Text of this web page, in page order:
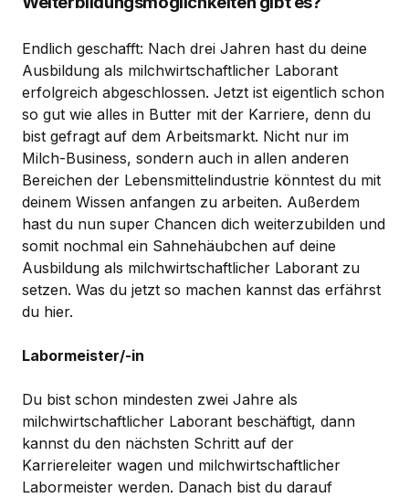
Endlich geschafft: Nach drei Jahren hast du deine
Ausbildung als milchwirtschaftlicher Laborant
erfolgreich abgeschlossen. Jetzt ist eigentlich schon
so gut wie alles in Butter mit der Karriere, denn du
bist gefragt auf dem Arbeitsmarkt. Nicht nur im
Milch-Business, sondern auch in allen anderen
Bereichen der Lebensmittelindustrie könntest du mit
deinem Wissen anfangen zu arbeiten. Außerdem
hast du nun super Chancen dich weiterzubilden und
somit nochmal ein Sahnehäubchen auf deine
Ausbildung als milchwirtschaftlicher Laborant zu
setzen. Was du jetzt so machen kannst das erfährst
du hier.
Labormeister/-in
Du bist schon mindesten zwei Jahre als
milchwirtschaftlicher Laborant beschäftigt, dann
kannst du den nächsten Schritt auf der
Karriereleiter wagen und milchwirtschaftlicher
Labormeister werden. Danach bist du darauf